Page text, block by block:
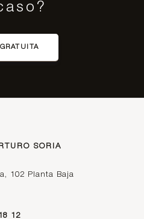
SORIA
102 Planta Baja
12